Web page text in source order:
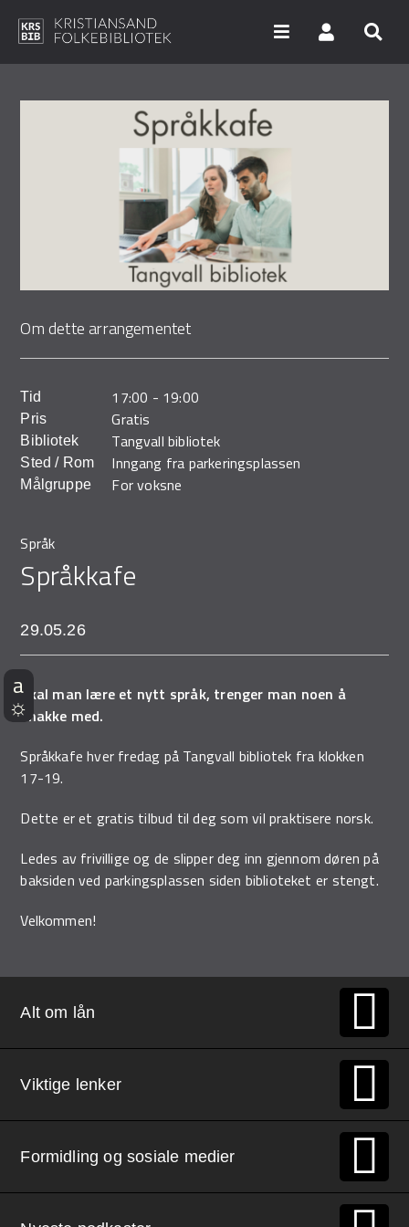
Arrangementer
Bibliotekene
Nyheter
UNG
Søk i våre databaser
Om dette arrangementet
Tid 17:00 - 19:00
Pris Gratis
Bibliotek Tangvall bibliotek
Sted / Rom Inngang fra parkeringsplassen
Målgruppe For voksne
Språk
Språkkafe
29.05.26
Skal man lære et nytt språk, trenger man noen å
snakke med.
Språkkafe hver fredag på Tangvall bibliotek fra klokken
17-19.
Dette er et gratis tilbud til deg som vil praktisere norsk.
Ledes av frivillige og de slipper deg inn gjennom døren på
baksiden ved parkingsplassen siden biblioteket er stengt.
Velkommen!
Alt om lån
Viktige lenker
Formidling og sosiale medier